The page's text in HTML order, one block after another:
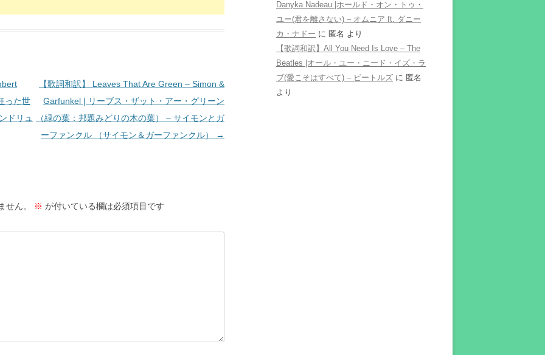
った世
ドリュ
【歌詞和訳】 Leaves That Are Green – Simon &
Garfunkel | リーブス・ザット・アー・グリーン
（緑の葉：邦題みどりの木の葉） – サイモンとガ
ーファンクル （サイモン＆ガーファンクル）
→
ん。 ※ が付いている欄は必須項目です
Danyka Nadeau |ホールド・オン・トゥ・
ユー(君を離さない) – オムニア ft. ダニー
カ・ナドー に 匿名 より
【歌詞和訳】All You Need Is Love – The
Beatles |オール・ユー・ニード・イズ・ラ
ブ(愛こそはすべて) – ビートルズ に 匿名
より